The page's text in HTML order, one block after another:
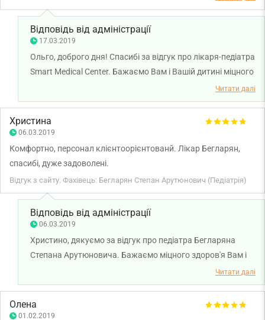
Відповідь від адміністрації
17.03.2019
Ольго, доброго дня! Спасибі за відгук про лікаря-педіатра
Smart Medical Center. Бажаємо Вам і Вашій дитині міцного
Читати далі
Христина
06.03.2019
Комфортно, персонал клієнтоорієнтованй. Лікар Бегларян,
спасибі, дуже задоволені.
Відгук з сайту. Фахівець: Бегларян Степан Арутюнович (Педіатрія)
Відповідь від адміністрації
06.03.2019
Христино, дякуємо за відгук про педіатра Бегларяна
Степана Арутюновича. Бажаємо міцного здоров'я Вам і
Читати далі
Олена
01.02.2019